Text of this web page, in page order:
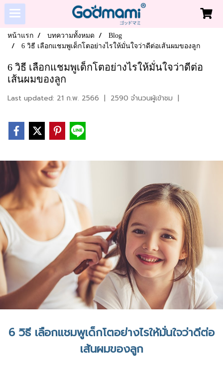
หน้าแรก บทความทั้งหมด
Blog
6 วิธี เลือกแชมพูเด็กโตอย่างไรให้มั่นใจว่าดีต่อเส้นผมของลูก
6 วิธี เลือกแชมพูเด็กโตอย่างไรให้มั่นใจว่าดีต่อ
เส้นผมของลูก
Last updated: 21 ก.พ. 2566 | 2590 จำนวนผู้เข้าชม |
6 วิธี เลือกแชมพูเด็กโตอย่างไรให้มั่นใจว่าดีต่อ
เส้นผมของลูก